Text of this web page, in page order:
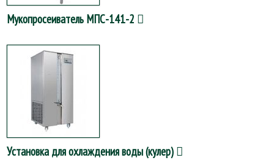
Мукопросеиватель МПС-141-2
Установка для охлаждения воды (кулер)